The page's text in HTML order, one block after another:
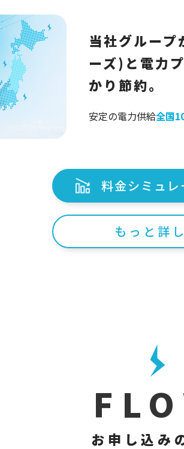
当社グルー
ーズ)と電力
かり節約。
安定の電力供給全国
料金シミュレ
もっと詳
お申し込み